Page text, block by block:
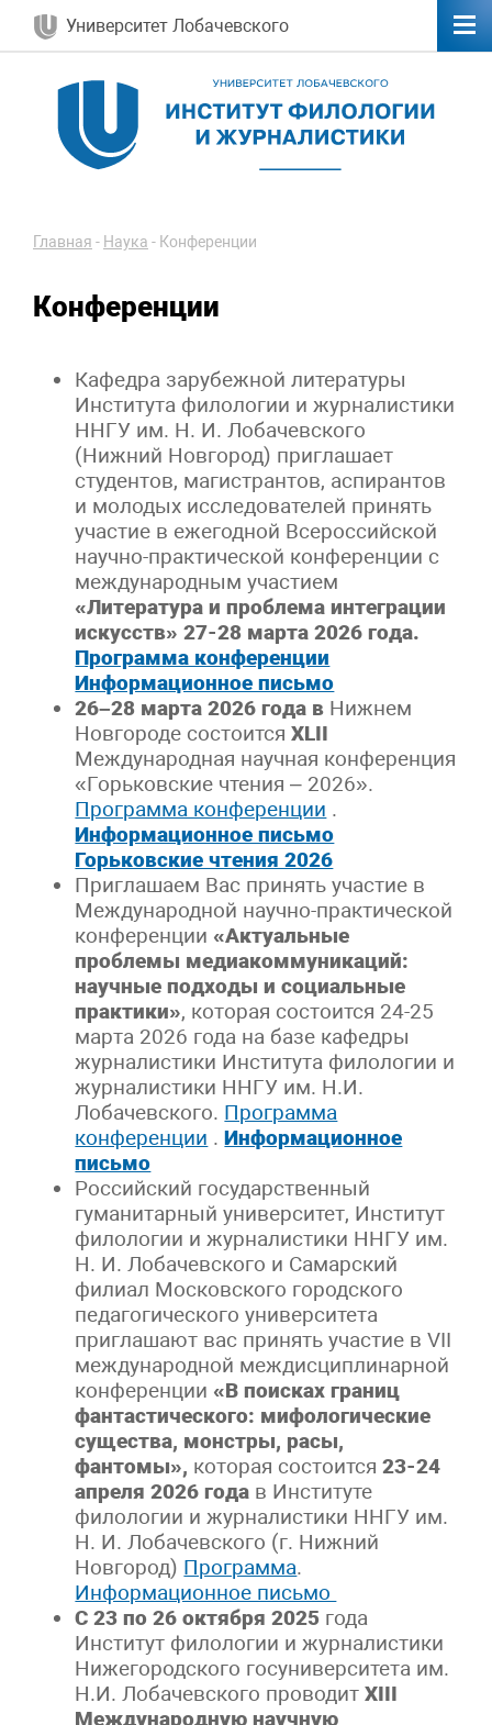
Университет Лобачевского
Главная - Наука - Конференции
Конференции
Кафедра зарубежной литературы
Института филологии и журналистики
ННГУ им. Н. И. Лобачевского
(Нижний Новгород) приглашает
студентов, магистрантов, аспирантов
и молодых исследователей принять
участие в ежегодной Всероссийской
научно-практической конференции с
международным участием
«Литература и проблема интеграции
искусств» 27-28 марта 2026 года.
Программа конференции
Информационное письмо
26–28 марта 2026 года в Нижнем
Новгороде состоитсяXLII
Международная научная конференция
«Горьковские чтения – 2026».
Программа конференции .
Информационное письмо
Горьковские чтения 2026
Приглашаем Вас принять участие в
Международной научно-практической
конференции «Актуальные
проблемы медиакоммуникаций:
научные подходы и социальные
практики», которая состоится 24-25
марта 2026 года на базе кафедры
журналистики Института филологии и
журналистики ННГУ им. Н.И.
Лобачевского. Программа
конференции .Информационное
письмо
Российский государственный
гуманитарный университет, Институт
филологии и журналистики ННГУ им.
Н. И. Лобачевского и Самарский
филиал Московского городского
педагогического университета
приглашают вас принять участие в VII
международной междисциплинарной
конференции «В поисках границ
фантастического: мифологические
существа, монстры, расы,
фантомы», которая состоится23-24
апреля 2026 года в Институте
филологии и журналистики ННГУ им.
Н. И. Лобачевского (г. Нижний
Новгород) Программа.
Информационное письмо
С 23 по 26 октября 2025 года
Институт филологии и журналистики
Нижегородского госуниверситета им.
Н.И. Лобачевского проводитXIII
Международную научную